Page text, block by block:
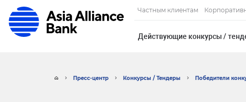
Частным клиентам
Действующие конкурсы /
Пресс-центр Конкурсы / Тендеры Победители